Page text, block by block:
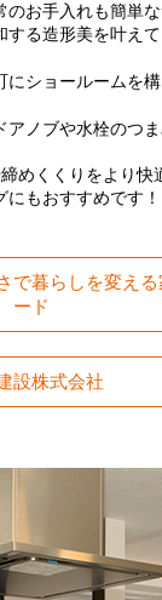
お手入れも簡単
る造形美を叶えて
ショールームを構
ノブや水栓のつ
めくくりをより快
もおすすめです！
で暮らしを変え
ード
設株式会社